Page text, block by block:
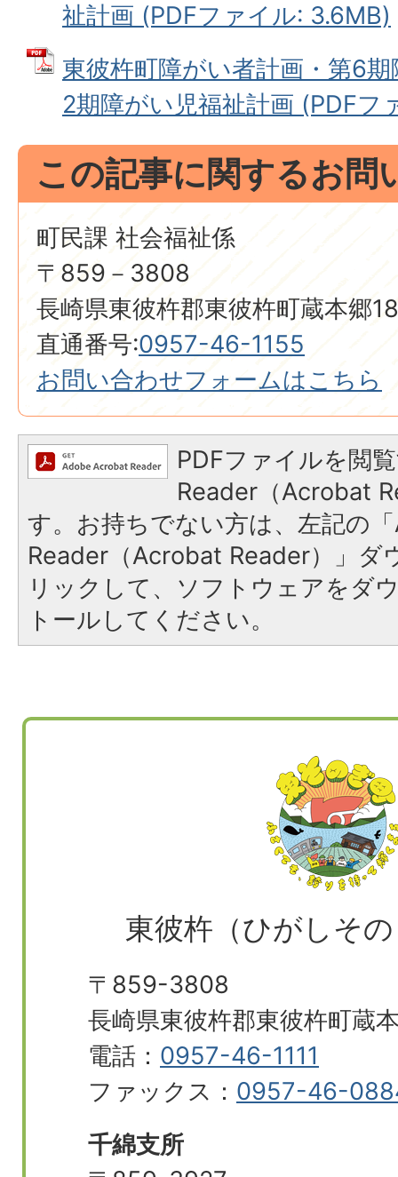
祉計画 (PDFファイル: 3.6MB)
東彼杵町障がい者計画・第6
2期障がい児福祉計画 (PDFフ
この記事に関するお問
町民課 社会福祉係
〒859－3808
長崎県東彼杵郡東彼杵町蔵本郷
直通番号:0957-46-1155
お問い合わせフォームはこちら
PDFファイルを閲
Reader（Acrobat
す。お持ちでない方は、左記の
Reader（Acrobat Reader）」ダ
リックして、ソフトウェアをダ
トールしてください。
東彼杵（ひがしそ
〒859-3808
長崎県東彼杵郡東彼杵町蔵
電話： 0957-46-1111
ファックス： 0957-46-
千綿支所